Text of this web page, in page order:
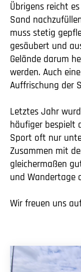
Übrigens reicht
Sand
muss stetig
gesäubert und
Gelände darum
werden. Auch
Auffrischung der
Letztes Jahr
häufiger bespielt
Sport oft nur
Zusammen mit
gleichermaßen
und Wandertage
Wir freuen uns